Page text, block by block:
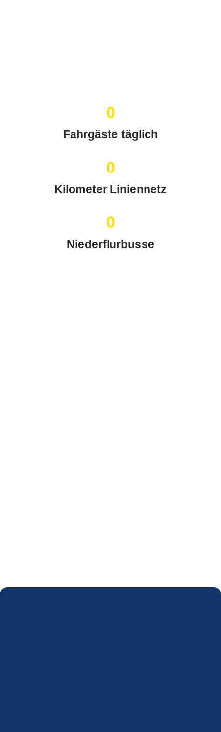
Fahrgäste täglich
0
Kilometer Liniennetz
0
Niederflurbusse
0